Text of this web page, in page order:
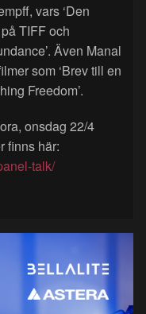
vars ‘Den
TIFF och
Även Manal
som ‘Brev till en
Freedom’.
onsdag 22/4
finns här:
talk/